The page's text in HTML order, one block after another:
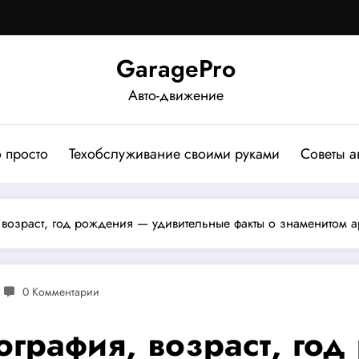
GaragePro
Авто-движение
Техобслуживание своими руками Советы
год рождения — удивительные факты о знаменитом
0 Комментарии
возраст,